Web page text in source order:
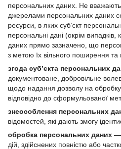
персональних даних. Не
джерелами персональних даних
ресурси, в яких суб’єкт
персональні дані (окрім
даних прямо зазначено, що
з метою їх вільного поширення та
згода суб’єкта персональних
документоване, добровільне
щодо надання дозволу на
відповідно до сформульованої
знеособлення персональних
відомостей, які дають змогу
обробка персональних даних —
дій, здійснених повністю або